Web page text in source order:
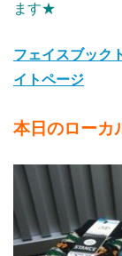
ます★
フェイスブック
イトページ
本日のローカ